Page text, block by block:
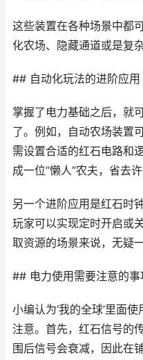
这些装置在各种场景中都
化农场、隐藏通道或是复
## 自动化玩法的进阶应用
掌握了电力基础之后，就
了。例如，自动农场装置
需设置合适的红石电路和
成一位“懒人”农夫，省去
另一个进阶应用是红石时
玩家可以实现定时开启或
取资源的场景来说，无疑
## 电力使用需要注意的事
小编认为‘我的全球’里面
注意。首先，红石信号的
围后信号会衰减，因此在